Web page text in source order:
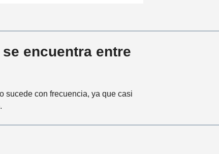
encuentra entre
sucede con frecuencia, ya que casi